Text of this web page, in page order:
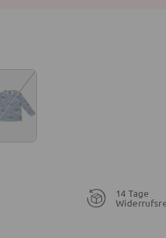
14 Tage